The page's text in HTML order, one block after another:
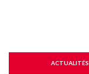
ACTUALITÉS